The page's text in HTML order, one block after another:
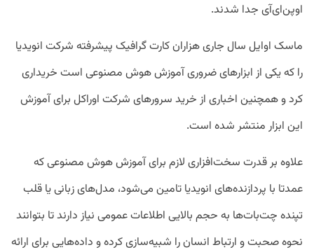
اوپن‌ای‌آی جدا شدند.
ماسک اوایل سال جاری هزاران کارت گرافیک پیشرفته شرکت انویدیا
را که یکی از ابزارهای ضروری آموزش هوش مصنوعی است خریداری
کرد و همچنین اخباری از خرید سرور‌های شرکت اوراکل برای آموزش
این ابزار منتشر شده است.
علاوه بر قدرت سخت‌افزاری لازم برای آموزش هوش مصنوعی که
عمدتا با پردازنده‌های انویدیا تامین می‌شود، مدل‌های زبانی یا قلب
تپنده چت‌بات‌ها به حجم بالایی اطلاعات عمومی نیاز دارند تا بتوانند
نحوه صحبت و ارتباط انسان را شبیه‌سازی کرده و داده‌هایی برای ارائه